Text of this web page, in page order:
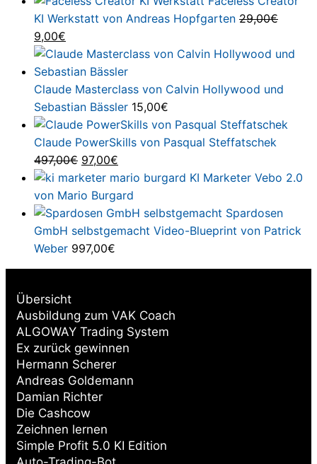
war:
ist:
KI Werkstatt von Andreas Hopfgarten 29,00€
Ursprünglicher
Preis
war:
29,00€
9,00€
Preis
ist:
9,00€.
Claude Masterclass von Calvin Hollywood und
Sebastian Bässler 15,00€
Claude PowerSkills von Pasqual Steffatschek
497,00€ Ursprünglicher
Preis
war:
497,00€
97,00€
Preis
ist:
97,00€.
KI Marketer Vebo 2.0
von Mario Burgard
Spardosen
GmbH selbstgemacht Video-Blueprint von Patrick
Weber 997,00€
Übersicht
Ausbildung zum VAK Coach
ALGOWAY Trading System
Ex zurück gewinnen
Hermann Scherer
Andreas Goldemann
Damian Richter
Die Cashcow
Zeichnen lernen
Simple Profit 5.0 KI Edition